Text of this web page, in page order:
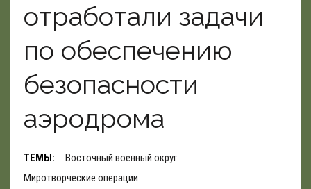
отработали задачи
по обеспечению
безопасности
аэродрома
ТЕМЫ:
Восточный военный округ
Миротворческие операции